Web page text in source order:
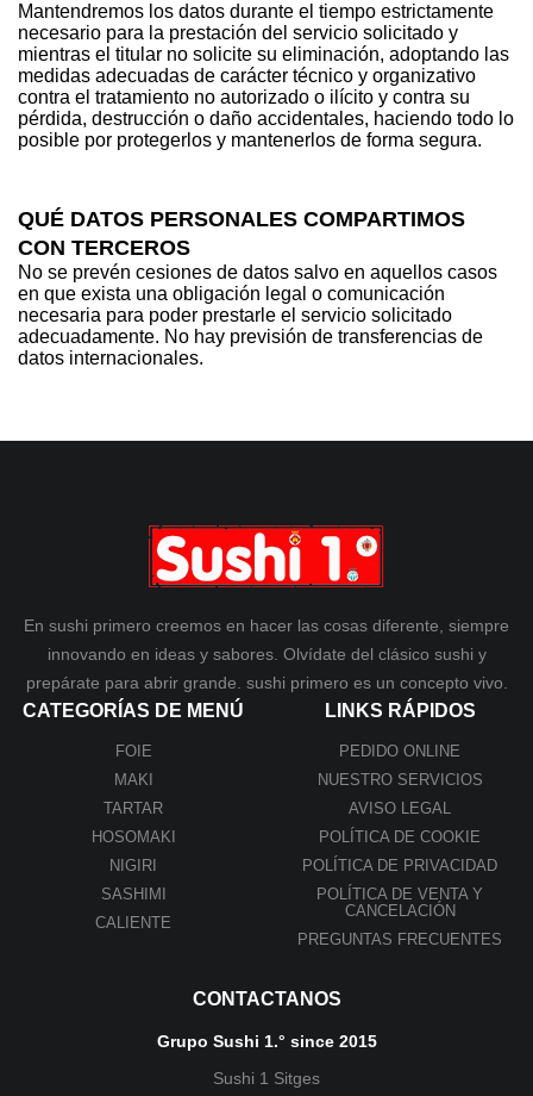
Mantendremos los datos durante el tiempo estrictamente
necesario para la prestación del servicio solicitado y
mientras el titular no solicite su eliminación, adoptando las
medidas adecuadas de carácter técnico y organizativo
contra el tratamiento no autorizado o ilícito y contra su
pérdida, destrucción o daño accidentales, haciendo todo lo
posible por protegerlos y mantenerlos de forma segura.
QUÉ DATOS PERSONALES COMPARTIMOS
CON TERCEROS
No se prevén cesiones de datos salvo en aquellos casos
en que exista una obligación legal o comunicación
necesaria para poder prestarle el servicio solicitado
adecuadamente. No hay previsión de transferencias de
datos internacionales.
En sushi primero creemos en hacer las cosas diferente, siempre
innovando en ideas y sabores. Olvídate del clásico sushi y
prepárate para abrir grande. sushi primero es un concepto vivo.
CATEGORÍAS DE MENÚ
FOIE
MAKI
TARTAR
HOSOMAKI
NIGIRI
SASHIMI
CALIENTE
LINKS RÁPIDOS
PEDIDO ONLINE
NUESTRO SERVICIOS
AVISO LEGAL
POLÍTICA DE COOKIE
POLÍTICA DE PRIVACIDAD
POLÍTICA DE VENTA Y
CANCELACIÓN
PREGUNTAS FRECUENTES
CONTACTANOS
Grupo Sushi 1.° since 2015
Sushi 1 Sitges